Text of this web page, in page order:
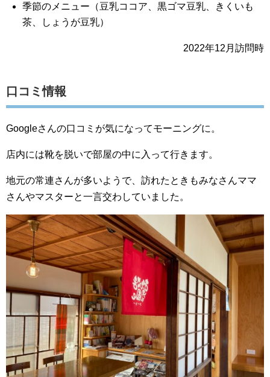
季節のメニュー（豆乳ココア、黒ゴマ豆乳、きくいも
茶、しょうが豆乳）
2022年12月訪問時
口コミ情報
Googleさんの口コミが気になってモーニングに。
店内には靴を脱いで部屋の中に入って行きます。
地元の常連さんが多いようで、訪れたときもみなさんママ
さんやマスターと一言交わしていました。